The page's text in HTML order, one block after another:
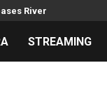
River
STREAMING